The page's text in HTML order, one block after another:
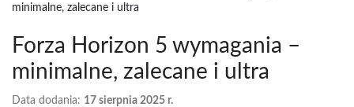
minimalne, zalecane i ultra
Forza Horizon 5 wymagania –
minimalne, zalecane i ultra
Data dodania: 17 sierpnia 2025 r.